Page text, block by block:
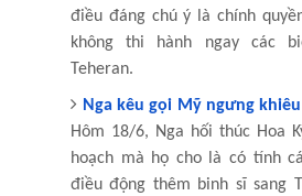
điều đáng chú ý là chính
không thi hành ngay các
Teheran.
Nga kêu gọi Mỹ ngưng
Hôm 18/6, Nga hối thúc Hoa
hoạch mà họ cho là có tính
điều động thêm binh sĩ sang